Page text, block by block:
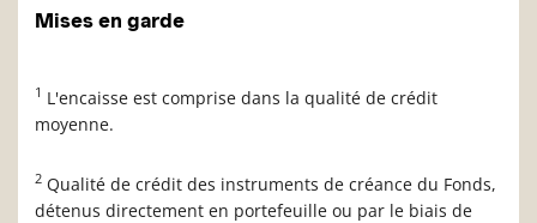
Mises en garde
1 L'encaisse est comprise dans la qualité de crédit
moyenne.
2 Qualité de crédit des instruments de créance du Fonds,
détenus directement en portefeuille ou par le biais de